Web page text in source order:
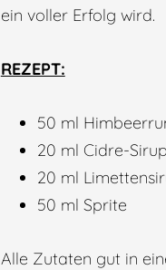
ein voller Erfolg wird.
REZEPT:
50 ml
20 ml Cidre-Sirup
20 ml
50 ml Sprite
Alle Zutaten gut in